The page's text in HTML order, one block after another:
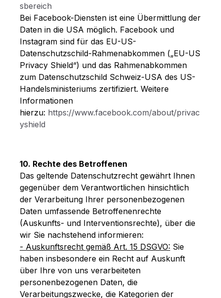
sbereich
Bei Facebook-Diensten ist eine Übermittlung der
Daten in die USA möglich. Facebook und
Instagram sind für das EU-US-
Datenschutzschild-Rahmenabkommen („EU-US
Privacy Shield“) und das Rahmenabkommen
zum Datenschutzschild Schweiz-USA des US-
Handelsministeriums zertifiziert. Weitere
Informationen
hierzu: https://www.facebook.com/about/privac
yshield
10. Rechte des Betroffenen
Das geltende Datenschutzrecht gewährt Ihnen
gegenüber dem Verantwortlichen hinsichtlich
der Verarbeitung Ihrer personenbezogenen
Daten umfassende Betroffenenrechte
(Auskunfts- und Interventionsrechte), über die
wir Sie nachstehend informieren:
- Auskunftsrecht gemäß Art. 15 DSGVO: Sie
haben insbesondere ein Recht auf Auskunft
über Ihre von uns verarbeiteten
personenbezogenen Daten, die
Verarbeitungszwecke, die Kategorien der